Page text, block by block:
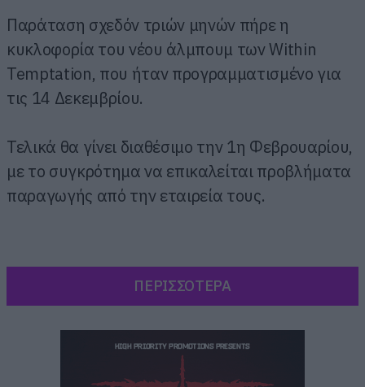
Παράταση σχεδόν τριών μηνών πήρε η
κυκλοφορία του νέου άλμπουμ των Within
Temptation, που ήταν προγραμματισμένο για
τις 14 Δεκεμβρίου.
Τελικά θα γίνει διαθέσιμο την 1η Φεβρουαρίου,
με το συγκρότημα να επικαλείται προβλήματα
παραγωγής από την εταιρεία τους.
ΠΕΡΙΣΣΟΤΕΡΑ